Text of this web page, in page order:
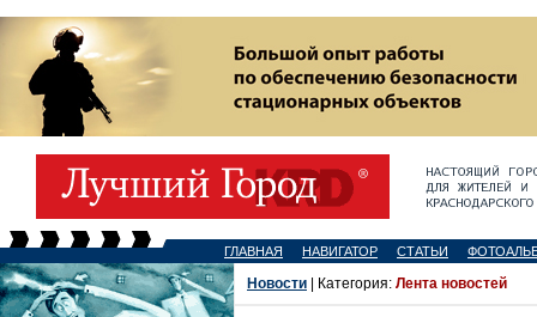
ГЛАВНАЯ НАВИГАТОР СТАТЬИ
Новости | Категория: Лента новостей